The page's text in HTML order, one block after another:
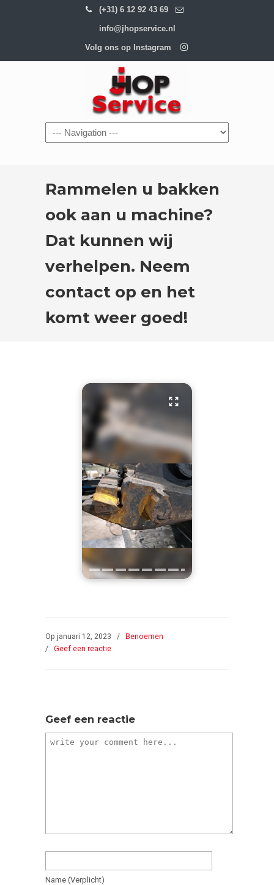
(+31) 6 12 92 43 69
info@jhopservice.nl
Volg ons op Instagram
Navigation
Rammelen u bakken
ook aan u machine?
Dat kunnen wij
verhelpen. Neem
contact op en het
komt weer goed!
Op januari 12, 2023 /
Benoemen
/ Geef een reactie
Geef een reactie
Name (verplicht)